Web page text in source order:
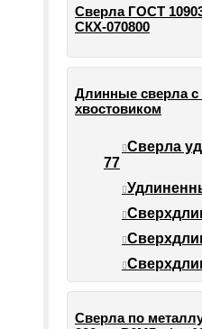
Сверла ГОСТ
СКХ-070800
Длинные сверла с
хвостовиком
Сверла
77
Сверла по